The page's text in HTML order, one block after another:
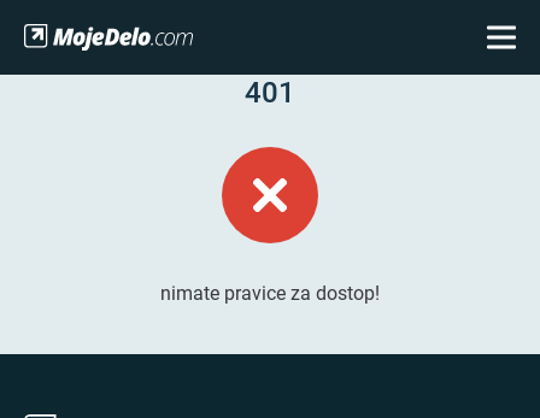
401
nimate pravice za dostop!